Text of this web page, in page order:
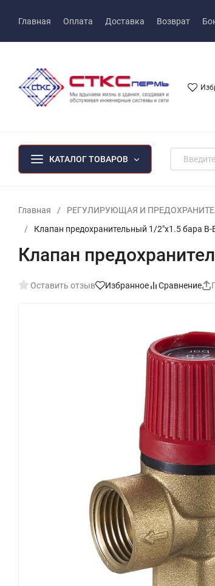
Главная Оплата Доставка Возврат
КАТАЛОГ ТОВАРОВ
Главная / РЕГУЛИРУЮЩАЯ И
/
Клапан предохранительный 1/2"х1.5 бара В-В
Клапан
Оставить отзыв Избранное Сравнение